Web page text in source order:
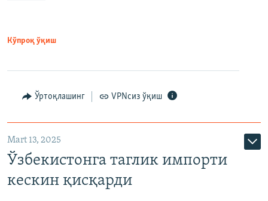
Кўпроқ ўқиш
Ўртоқлашинг VPNсиз ўқиш
Mart 13, 2025
Ўзбекистонга таглик импорти
кескин қисқарди